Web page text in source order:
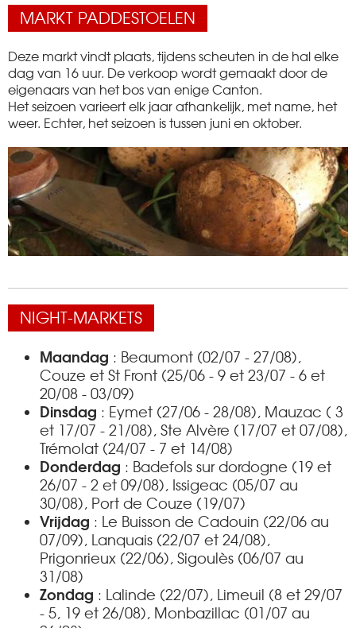
MARKT PADDESTOELEN
Deze markt vindt plaats, tijdens scheuten in de hal elke
dag van 16 uur. De verkoop wordt gemaakt door de
eigenaars van het bos van enige Canton.
Het seizoen varieert elk jaar afhankelijk, met name, het
weer. Echter, het seizoen is tussen juni en oktober.
NIGHT-MARKETS
Maandag : Beaumont (02/07 - 27/08),
Couze et St Front (25/06 - 9 et 23/07 - 6 et
20/08 - 03/09)
Dinsdag : Eymet (27/06 - 28/08), Mauzac ( 3
et 17/07 - 21/08), Ste Alvère (17/07 et 07/08),
Trémolat (24/07 - 7 et 14/08)
Donderdag : Badefols sur dordogne (19 et
26/07 - 2 et 09/08), Issigeac (05/07 au
30/08), Port de Couze (19/07)
Vrijdag : Le Buisson de Cadouin (22/06 au
07/09), Lanquais (22/07 et 24/08),
Prigonrieux (22/06), Sigoulès (06/07 au
31/08)
Zondag : Lalinde (22/07), Limeuil (8 et 29/07
- 5, 19 et 26/08), Monbazillac (01/07 au